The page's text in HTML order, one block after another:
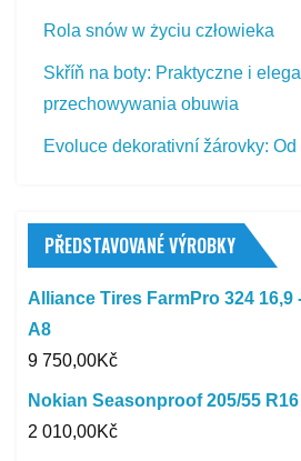
Rola snów w życiu człowieka
Skříň na boty: Praktyczne i
przechowywania obuwia
Evoluce dekorativní žárovky:
PŘEDSTAVOVANÉ VÝROBKY
Alliance Tires FarmPro 324 16,9
A8
9 750,00Kč
Nokian Seasonproof 205/55
2 010,00Kč